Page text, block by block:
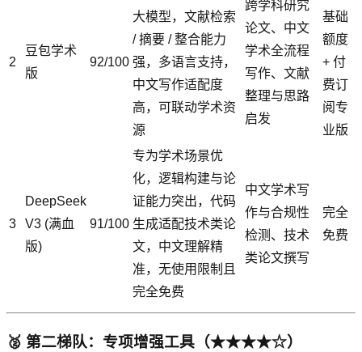
2
豆包学术
版
92/100
大模型，文献检索
/ 摘要 / 整合能力
强，多语言支持，
中文写作适配度
高，可联动学术资
源
跨学科研究
论文、中文
学术全流程
写作、文献
整理与思路
启发
基础
额度
+ 付
费订
阅专
业版
3
DeepSeek
V3 (满血
版)
91/100
专为学术场景优
化，逻辑构建与论
证能力突出，代码
生成适配技术类论
文，中文理解精
准，无使用限制且
完全免费
中文学术写
作与合规性
检测、技术
类论文撰写
完全
免费
🥈 第二梯队：专项增强工具（★★★★☆）